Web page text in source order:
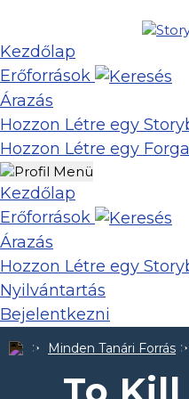
Kezdőlap
Erőforrások
Árazás
Hozzon Létre egy
Hozzon Létre egy
Kezdőlap
Erőforrások
Árazás
Hozzon Létre egy
Nyilvántartás
Bejelentkezni
Minden Tanári Forrás